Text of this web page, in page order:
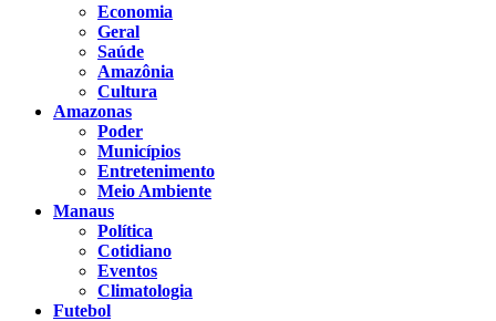
Economia
Geral
Saúde
Amazônia
Cultura
Amazonas
Poder
Municípios
Entretenimento
Meio Ambiente
Manaus
Política
Cotidiano
Eventos
Climatologia
Futebol